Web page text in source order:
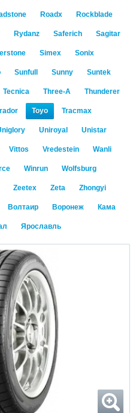
Roadx Rockblade
Rydanz Saferich Sagitar
Simex Sonix
Sunfull Sunny Suntek
Tecnica Three-A Thunderer
Toyo Tracmax
Uniroyal Unistar
Vittos Vredestein Wanli
Winrun Wolfsburg
Zeetex Zeta Zhongyi
Волтаир Воронеж Кама
Ярославль